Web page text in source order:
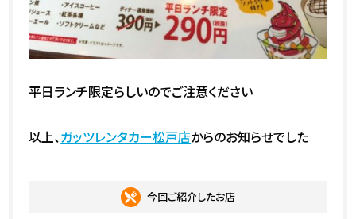
平日ランチ限定らしいのでご注意ください
以上、ガッツレンタカー松戸店からのお知らせでした
今回ご紹介したお店